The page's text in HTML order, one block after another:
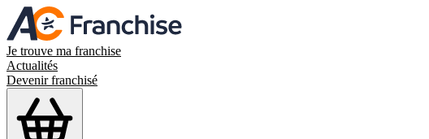
Je trouve ma franchise
Actualités
Devenir franchisé